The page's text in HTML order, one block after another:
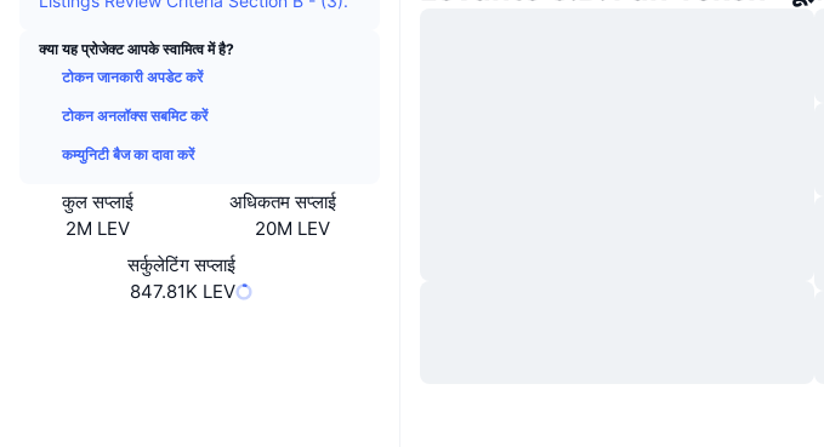
क्या यह प्रोजेक्ट आपके स्वामित्व में है?
टोकन जानकारी अपडेट करें
टोकन अनलॉक्स सबमिट करें
कम्युनिटी बैज का दावा करें
कुल सप्लाई
2M LEV
अधिकतम सप्लाई
20M LEV
सर्कुलेटिंग सप्लाई
847.81K LEV